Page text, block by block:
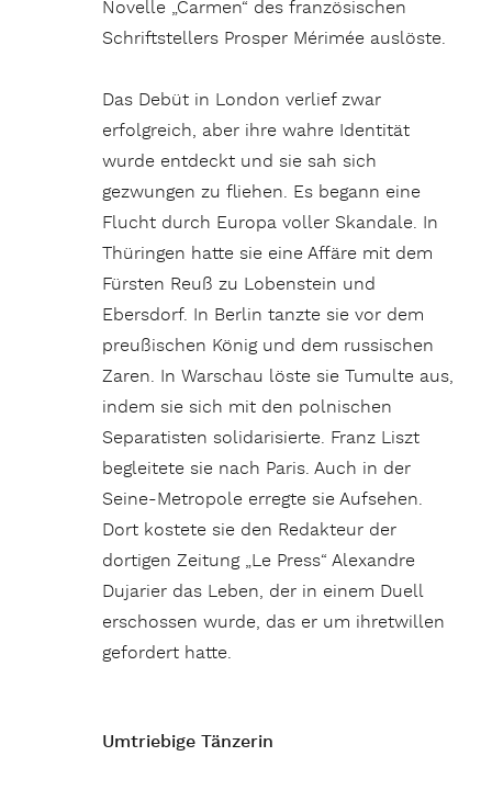
Novelle „Carmen“ des französischen
Schriftstellers Prosper Mérimée auslöste.
Das Debüt in London verlief zwar
erfolgreich, aber ihre wahre Identität
wurde entdeckt und sie sah sich
gezwungen zu fliehen. Es begann eine
Flucht durch Europa voller Skandale. In
Thüringen hatte sie eine Affäre mit dem
Fürsten Reuß zu Lobenstein und
Ebersdorf. In Berlin tanzte sie vor dem
preußischen König und dem russischen
Zaren. In Warschau löste sie Tumulte aus,
indem sie sich mit den polnischen
Separatisten solidarisierte. Franz Liszt
begleitete sie nach Paris. Auch in der
Seine-Metropole erregte sie Aufsehen.
Dort kostete sie den Redakteur der
dortigen Zeitung „Le Press“ Alexandre
Dujarier das Leben, der in einem Duell
erschossen wurde, das er um ihretwillen
gefordert hatte.
Umtriebige Tänzerin